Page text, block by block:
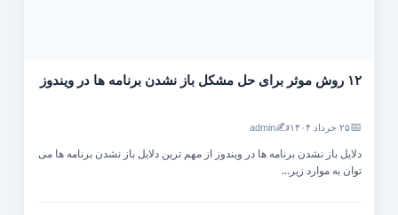
۱۲ روش موثر برای حل مشکل باز نشدن برنامه ها در ویندوز
۲۵ خرداد ۱۴۰۴ ✍️
admin
دلایل باز نشدن برنامه ها در ویندوز از مهم ترین دلایل باز نشدن برنامه ها می
توان به موارد زیر...